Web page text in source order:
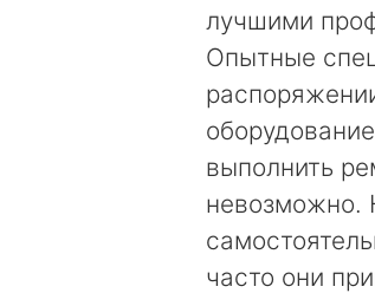
лучшими
Опытные
выполнить
невозможно.
часто они